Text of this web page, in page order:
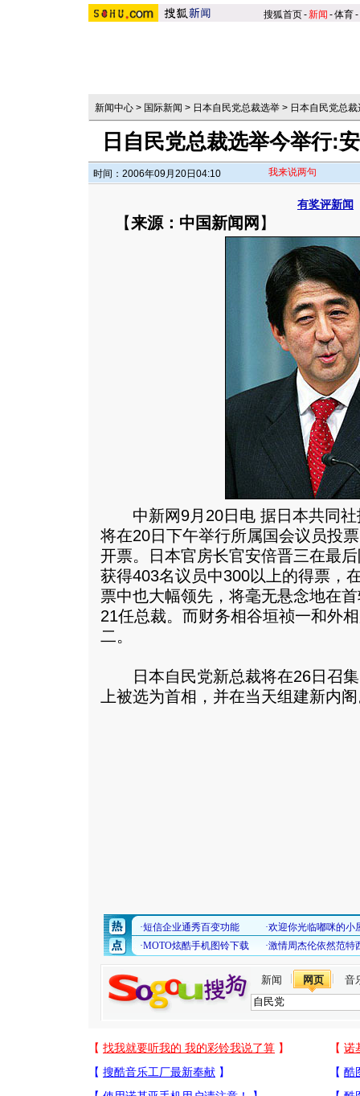
搜狐首页-新闻 -体育-
新闻中心 > 国际新闻 > 日本自民党总裁选举 > 日本自民党总
日自民党总裁选举今举行:
时间：2006年09月20日04:10 我来说两句
有奖评新闻
【来源：中国新闻网 】
中新网9月20日电 据日本共同社
将在20日下午举行所属国会议员投
开票。日本官房长官安倍晋三在最
获得403名议员中300以上的得票，
票中也大幅领先，将毫无悬念地在
21任总裁。而财务相谷垣祯一和外
二。
日本自民党新总裁将在26日召集
上被选为首相，并在当天组建新内
新闻 网页 音